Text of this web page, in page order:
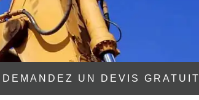
DEMANDEZ UN DEVIS GRATUIT